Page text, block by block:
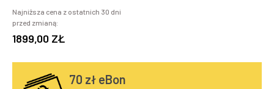
Najniższa cena z ostatnich 30 dni
przed zmianą:
1899,00 ZŁ
70 zł eBon